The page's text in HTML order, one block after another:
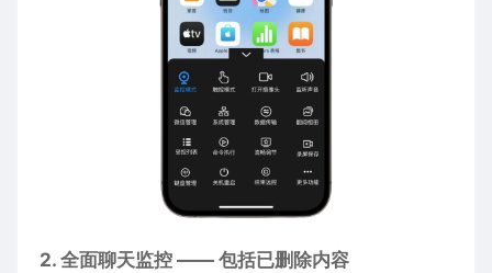
2. 全面聊天监控 —— 包括已删除内容